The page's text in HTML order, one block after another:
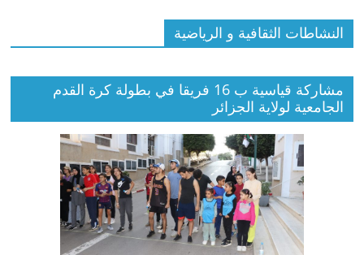
النشاطات الثقافية و الرياضية
مشاركة قياسية ب 16 فريقا في بطولة كرة القدم
الجامعية لولاية الجزائر